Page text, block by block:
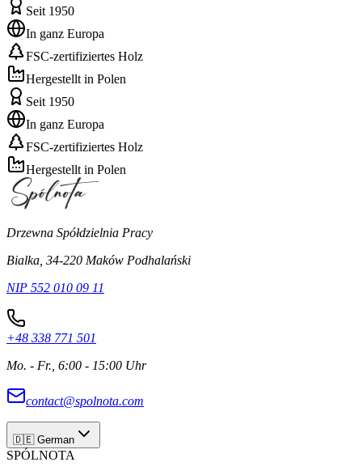
Seit 1950
In ganz Europa
FSC-zertifiziertes Holz
Hergestellt in Polen
Seit 1950
In ganz Europa
FSC-zertifiziertes Holz
Hergestellt in Polen
Drzewna Spółdzielnia Pracy
Bialka, 34-220 Maków Podhalański
NIP 552 010 09 11
+48 338 771 501
Mo. - Fr., 6:00 - 15:00 Uhr
contact@spolnota.com
🇩🇪 German
SPÓLNOTA